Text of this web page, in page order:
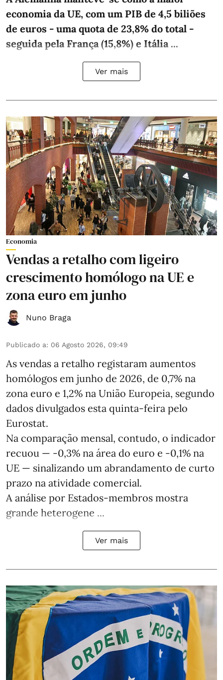
economia da UE, com um PIB de 4,5 biliões
de euros - uma quota de 23,8% do total -
seguida pela França (15,8%) e Itália ...
Ver mais
Economia
Vendas a retalho com ligeiro
crescimento homólogo na UE e
zona euro em junho
Nuno Braga
Publicado a: 06 Agosto 2026, 09:49
As vendas a retalho registaram aumentos
homólogos em junho de 2026, de 0,7% na
zona euro e 1,2% na União Europeia, segundo
dados divulgados esta quinta-feira pelo
Eurostat.
Na comparação mensal, contudo, o indicador
recuou — -0,3% na área do euro e -0,1% na
UE — sinalizando um abrandamento de curto
prazo na atividade comercial.
A análise por Estados‑membros mostra
grande heterogene ...
Ver mais